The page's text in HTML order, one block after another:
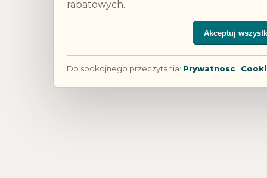
rabatowych.
Akceptuj
Do spokojnego przeczytania: Prywatnosc ·